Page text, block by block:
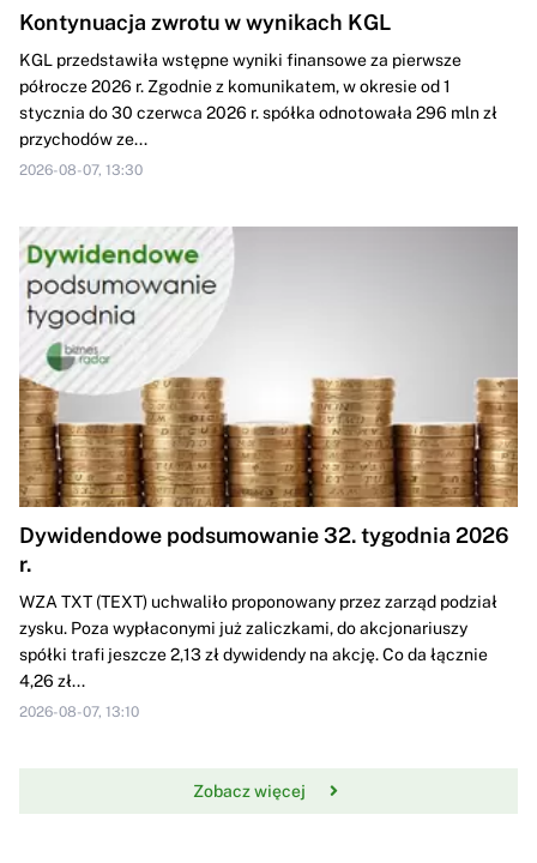
Kontynuacja zwrotu w wynikach KGL
KGL przedstawiła wstępne wyniki finansowe za pierwsze
półrocze 2026 r. Zgodnie z komunikatem, w okresie od 1
stycznia do 30 czerwca 2026 r. spółka odnotowała 296 mln zł
przychodów ze...
2026-08-07, 13:30
Dywidendowe podsumowanie 32. tygodnia 2026
r.
WZA TXT (TEXT) uchwaliło proponowany przez zarząd podział
zysku. Poza wypłaconymi już zaliczkami, do akcjonariuszy
spółki trafi jeszcze 2,13 zł dywidendy na akcję. Co da łącznie
4,26 zł...
2026-08-07, 13:10
Zobacz więcej